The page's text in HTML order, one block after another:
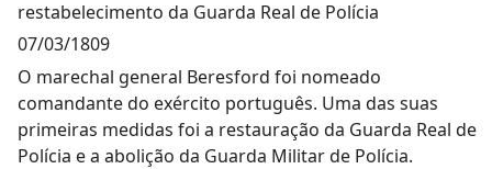
restabelecimento da Guarda Real de Polícia
07/03/1809
O marechal general Beresford foi nomeado
comandante do exército português. Uma das suas
primeiras medidas foi a restauração da Guarda Real de
Polícia e a abolição da Guarda Militar de Polícia.